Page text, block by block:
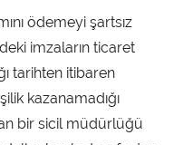
ödemeyi şartsız
imzaların ticaret
tarihten itibaren
kazanamadığı
bir sicil müdürlüğü